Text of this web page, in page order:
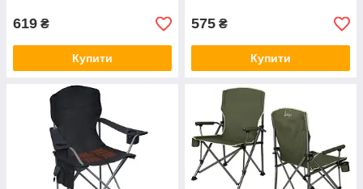
619 ₴
Купити
575 ₴
Купити